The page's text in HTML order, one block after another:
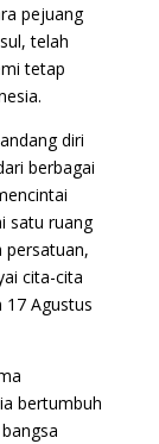
pejuang
telah
tetap
diri
berbagai
satu ruang
persatuan,
cita-cita
Agustus
bertumbuh